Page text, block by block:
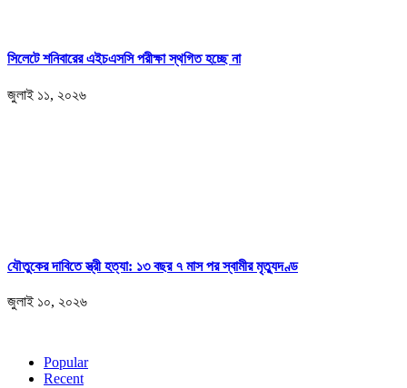
সিলেটে শনিবারের এইচএসসি পরীক্ষা স্থগিত হচ্ছে না
জুলাই ১১, ২০২৬
যৌতুকের দাবিতে স্ত্রী হত্যা: ১৩ বছর ৭ মাস পর স্বামীর মৃত্যুদণ্ড
জুলাই ১০, ২০২৬
Popular
Recent